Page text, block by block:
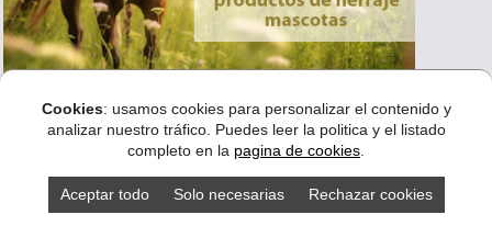
Cookies: usamos cookies para personalizar el contenido y
analizar nuestro tráfico. Puedes leer la politica y el listado
completo en la pagina de cookies
Aceptar todo Solo necesarias Rechazar cookies